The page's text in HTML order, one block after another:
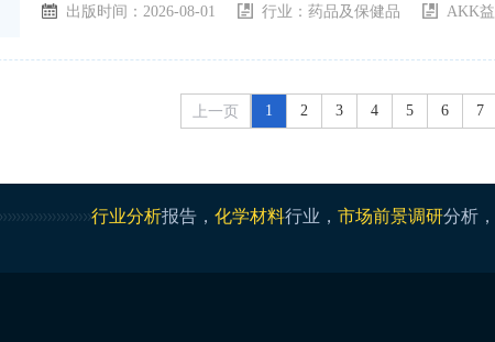
出版时间：2026-08-01 行业：药品及保健品 AKK
上一页 1 2 3 4 5 6 7
行业分析报告， 化学材料行业， 市场前景调研分析，